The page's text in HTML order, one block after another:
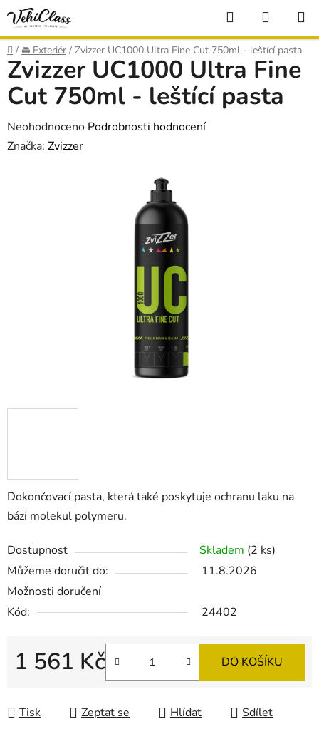
Přejít
obsah
Hledat
KOŠÍK
Domů
/ 🚘 Exteriér / Zvizzer UC1000 Ultra Fine Cut 750ml - leštící pasta
Dokončovací pasta, která také poskytuje ochranu laku na
bázi molekul polymeru.
Dostupnost Skladem (2 ks)
Můžeme doručit do:
11.8.2026
Možnosti doručení
Kód:
24402
1 561 Kč DO KOŠÍKU
Tisk Zeptat se Hlídat Sdílet
Zvizzer UC1000 Ultra Fine
Cut 750ml - leštící pasta
Průměrné
hodnocení
Neohodnoceno Podrobnosti hodnocení
Značka: Zvizzer